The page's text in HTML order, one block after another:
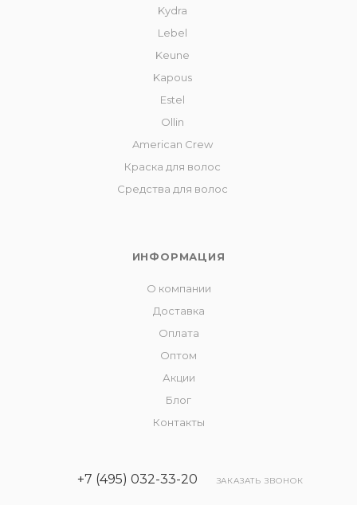
Kydra
Lebel
Keune
Kapous
Estel
Ollin
American Crew
Краска для волос
Средства для волос
ИНФОРМАЦИЯ
О компании
Доставка
Оплата
Оптом
Акции
Блог
Контакты
+7 (495) 032-33-20 ЗАКАЗАТЬ ЗВОНОК